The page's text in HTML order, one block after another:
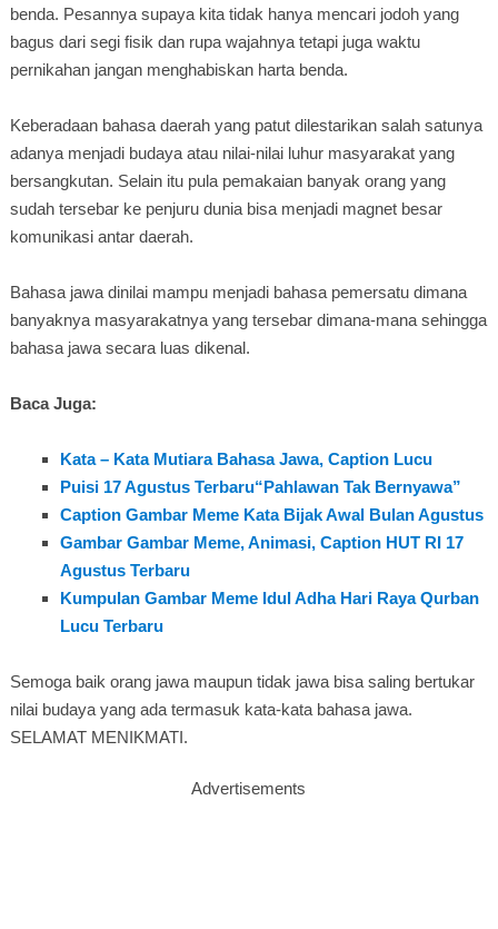
benda. Pesannya supaya kita tidak hanya mencari jodoh yang
bagus dari segi fisik dan rupa wajahnya tetapi juga waktu
pernikahan jangan menghabiskan harta benda.
Keberadaan bahasa daerah yang patut dilestarikan salah satunya
adanya menjadi budaya atau nilai-nilai luhur masyarakat yang
bersangkutan. Selain itu pula pemakaian banyak orang yang
sudah tersebar ke penjuru dunia bisa menjadi magnet besar
komunikasi antar daerah.
Bahasa jawa dinilai mampu menjadi bahasa pemersatu dimana
banyaknya masyarakatnya yang tersebar dimana-mana sehingga
bahasa jawa secara luas dikenal.
Baca Juga:
Kata – Kata Mutiara Bahasa Jawa, Caption Lucu
Puisi 17 Agustus Terbaru“Pahlawan Tak Bernyawa”
Caption Gambar Meme Kata Bijak Awal Bulan Agustus
Gambar Gambar Meme, Animasi, Caption HUT RI 17
Agustus Terbaru
Kumpulan Gambar Meme Idul Adha Hari Raya Qurban
Lucu Terbaru
Semoga baik orang jawa maupun tidak jawa bisa saling bertukar
nilai budaya yang ada termasuk kata-kata bahasa jawa.
SELAMAT MENIKMATI.
Advertisements